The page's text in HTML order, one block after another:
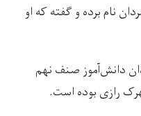
نام برده و گفته که او
دانش‌آموز صنف نهم